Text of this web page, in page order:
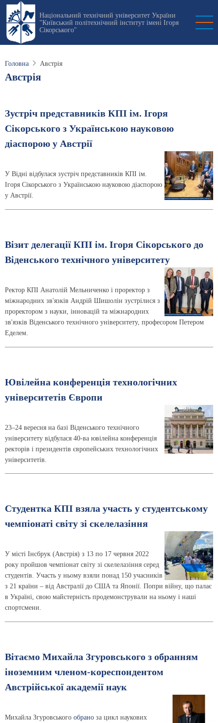
Перейти
основного
вмісту
Національний технічний університет України
"Київський політехнічний інститут імені Ігоря
Сікорського"
Головна Австрія
Австрія
Зустріч представників КПІ ім. Ігоря
Сікорського з Українською науковою
діаспорою у Австрії
У Відні відбулася зустріч представників КПІ ім.
Ігоря Сікорського з Українською науковою діаспорою
у Австрії.
Візит делегації КПІ ім. Ігоря Сікорського до
Віденського технічного університету
Ректор КПІ Анатолій Мельниченко і проректор з
міжнародних зв'язків Андрій Шишолін зустрілися з
проректором з науки, інновацій та міжнародних
зв'язків Віденського технічного університету, професором Петером
Еделем.
Ювілейна конференція технологічних
університетів Європи
23–24 вересня на базі Віденського технічного
університету відбулася 40-ва ювілейна конференція
ректорів і президентів європейських технологічних
університетів.
Студентка КПІ взяла участь у студентському
чемпіонаті світу зі скелелазіння
У місті Інсбрук (Австрія) з 13 по 17 червня 2022
року пройшов чемпіонат світу зі скелелазіння серед
студентів. Участь у ньому взяли понад 150 учасників
з 21 країни – від Австралії до США та Японії. Попри війну, що палає
в Україні, свою майстерність продемонстрували на ньому і наші
спортсмени.
Вітаємо Михайла Згуровського з обранням
іноземним членом-кореспондентом
Австрійської академії наук
Михайла Згуровського обрано за цикл наукових